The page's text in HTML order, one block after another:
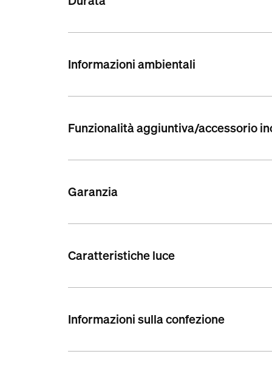
Informazioni ambientali
Funzionalità aggiuntiva/accessorio
Garanzia
Caratteristiche luce
Informazioni sulla confezione